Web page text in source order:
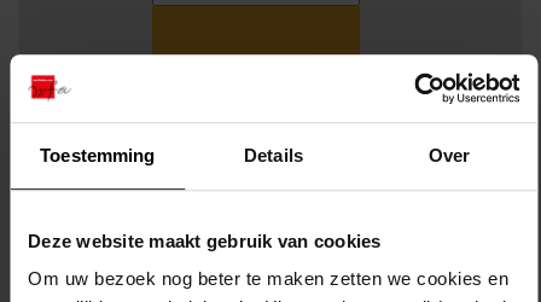
Toestemming Details Over
Deze website maakt gebruik van cookies
Om uw bezoek nog beter te maken zetten we cookies en